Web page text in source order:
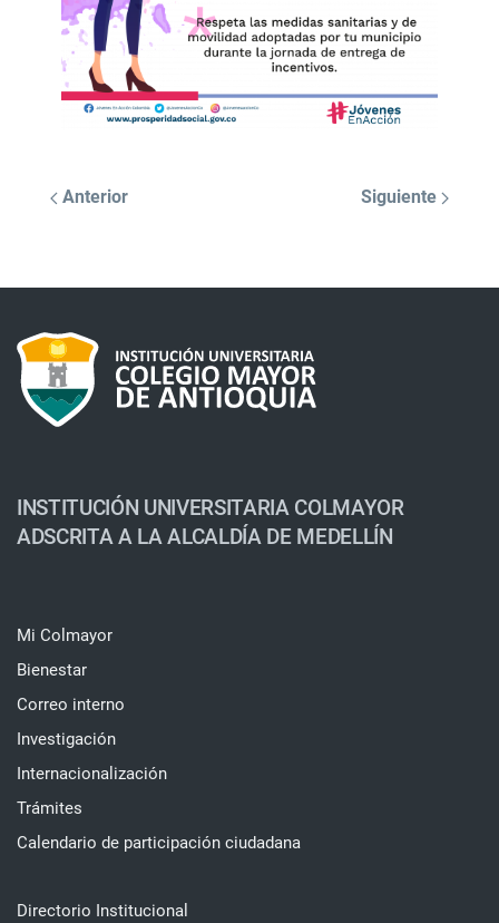
Anterior Siguiente
INSTITUCIÓN UNIVERSITARIA COLMAYOR
ADSCRITA A LA ALCALDÍA DE MEDELLÍN
Mi Colmayor
Bienestar
Correo interno
Investigación
Internacionalización
Trámites
Calendario de participación ciudadana
Directorio Institucional